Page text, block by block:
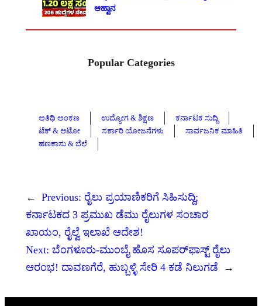
ಆಹ್ವಾನ
Popular Categories
ಅತಿಥಿ ಅಂಕಣ ಉದ್ಯೋಗ & ಶಿಕ್ಷಣ
ಕರ್ನಾಟಕ ಸುದ್ದಿ
ಟೆಕ್ & ಆಟೋ
ಸರ್ಕಾರಿ ಯೋಜನೆಗಳು
ಸಾರ್ವಜನಿಕ ಮಾಹಿತಿ
ಹಣಕಾಸು & ಬೆಲೆ
← Previous: ರೈಲು ಪ್ರಯಾಣಿಕರಿಗೆ ಸಿಹಿಸುದ್ದಿ;
ಕರ್ನಾಟಕದ 3 ಪ್ರಮುಖ ಡೆಮು ರೈಲುಗಳ ಸಂಚಾರ
ಖಾಯಂ, ರೈಲ್ವೆ ಇಲಾಖೆ ಆದೇಶ!
Next: ಬೆಂಗಳೂರು-ಮುಂಬೈ ಹೊಸ ಸೂಪರ್‌ಫಾಸ್ಟ್‌ ರೈಲು
ಆರಂಭ! ದಾವಣಗೆರೆ, ಹುಬ್ಬಳ್ಳಿ ಸೇರಿ 4 ಕಡೆ ನಿಲುಗಡೆ
→